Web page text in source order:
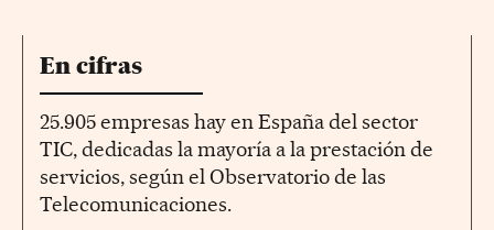
En cifras
25.905 empresas hay en España del sector
TIC, dedicadas la mayoría a la prestación de
servicios, según el Observatorio de las
Telecomunicaciones.